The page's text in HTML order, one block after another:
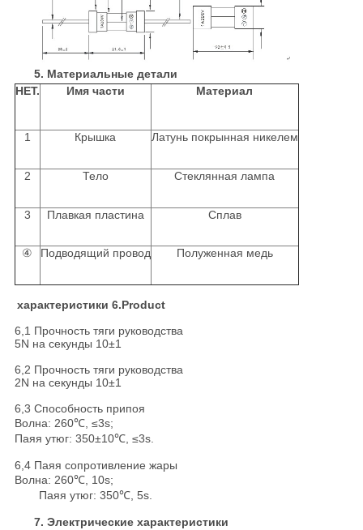
5. Материальные детали
НЕТ.
Имя части Материал
1 Крышка Латунь покрынная никелем
2 Тело Стеклянная лампа
3 Плавкая пластина Сплав
④ Подводящий провод Полуженная медь
характеристики 6.Product
6,1 Прочность тяги руководства
5N на секунды 10±1
6,2 Прочность тяги руководства
2N на секунды 10±1
6,3 Способность припоя
Волна: 260℃, ≤3s;
Паяя утюг: 350±10℃, ≤3s.
6,4 Паяя сопротивление жары
Волна: 260℃, 10s;
Паяя утюг: 350℃, 5s.
7. Электрические характеристики